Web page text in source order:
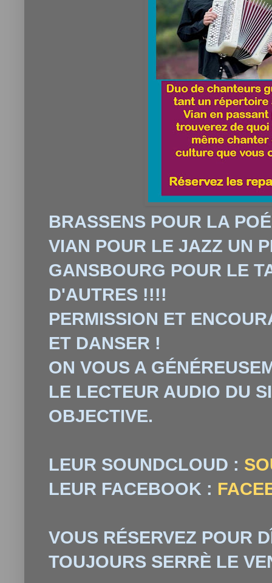
BRASSENS POUR LA
VIAN POUR LE JAZZ UN
GANSBOURG POUR LE
D'AUTRES !!!!
PERMISSION ET
ET DANSER !
ON VOUS A GÉNÉ
LE LECTEUR AUDIO DU
OBJECTIVE.
LEUR SOUNDCLOUD :
LEUR FACEBOOK :
VOUS RÉSERVEZ POUR
TOUJOURS SERRÈ LE